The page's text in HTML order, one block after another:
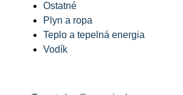
Ostatné
Plyn a ropa
Teplo a tepelná energia
Vodík